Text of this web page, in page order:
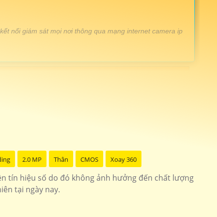
nối giám sát mọi nơi thông qua mạng internet camera ip
hình ảnh sắt nét
2.0 MP Thân CMOS Xoay 360
tín hiệu số do đó không ảnh hưởng đến chất lượng
tại ngày nay.